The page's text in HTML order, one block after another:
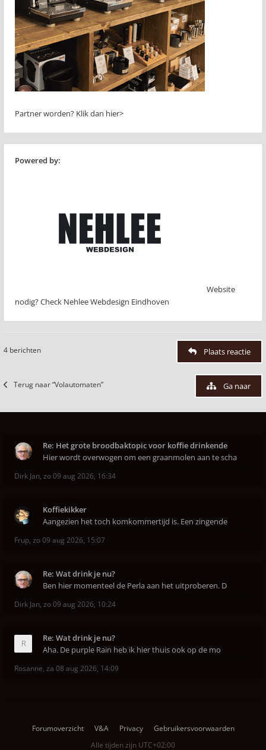
Partner worden? Klik dan hier>
Powered by:
Website
nodig? Check Nehlee Webdesign Eindhoven
4 berichten Plaats reactie
Terug naar “Volautomaten” Ga naar
Re: Het grote broodbaktopic voor koffie drinkende
Hier wordt overwogen om een graanmolen aan te scha
Dirk Jan, zo 09 aug 2026, 16:34
Koffiekikker
Aangezien het toch komkommertijd is. Een zingende
Frup, zo 09 aug 2026, 15:07
Re: Wat drink je nu?
Ben hier momenteel de Perla aan het uitproberen. D
Dirk Jan, zo 09 aug 2026, 10:24
Re: Wat drink je nu?
Aha. De purple Rain heb ik hier thuis ook op de mo
Rosanne, za 08 aug 2026, 14:09
Forumoverzicht V&A Privacy
Gebruikersvoorwaarden
Alle tijden zijn UTC+02:00